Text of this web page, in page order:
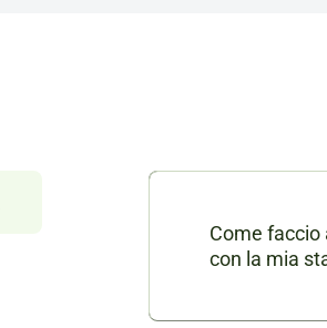
Come faccio
con la mia
Nella scheda